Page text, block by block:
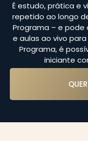
É estudo, prática e
repetido ao longo
Programa – e pode
e aulas ao vivo
Programa, é
iniciante